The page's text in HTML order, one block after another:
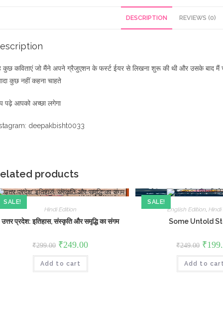
DESCRIPTION REVIEWS (0)
कुछ कविताएं जो मैंने अपने ग्रैजुएशन के फर्स्ट ईयर से लिखना शुरू की थी और उसके बाद मैं
कुछ नहीं कहना चाहते
पढ़े आपको अच्छा लगेगा
deepakbisht0033
products
SALE!
Hindi Edition
उत्तर प्रदेश: इतिहास, संस्कृति और समृद्धि का संगम
₹299.00 Original
price
was:
₹299.00.
₹249.00Current
is:
Add to cart
SALE!
English Edition,Hindi
Some Untold
₹249.00
price
was:
₹
Add to